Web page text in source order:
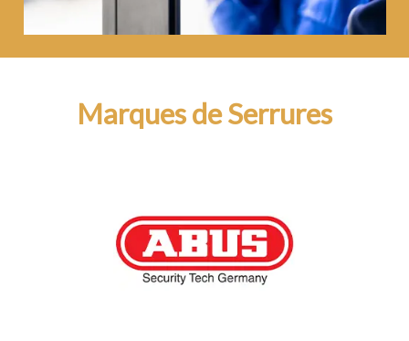
Marques de Serrures